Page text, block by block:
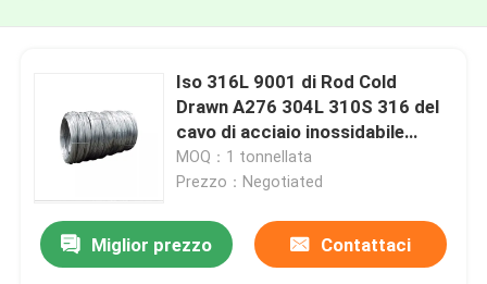
Iso 316L 9001 di Rod Cold
Drawn A276 304L 310S 316 del
cavo di acciaio inossidabile
SS431
MOQ：1 tonnellata
Prezzo：Negotiated
Miglior prezzo Contattaci